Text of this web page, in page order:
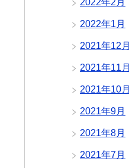
2022年2月
2022年1月
2021年12月
2021年11月
2021年10月
2021年9月
2021年8月
2021年7月